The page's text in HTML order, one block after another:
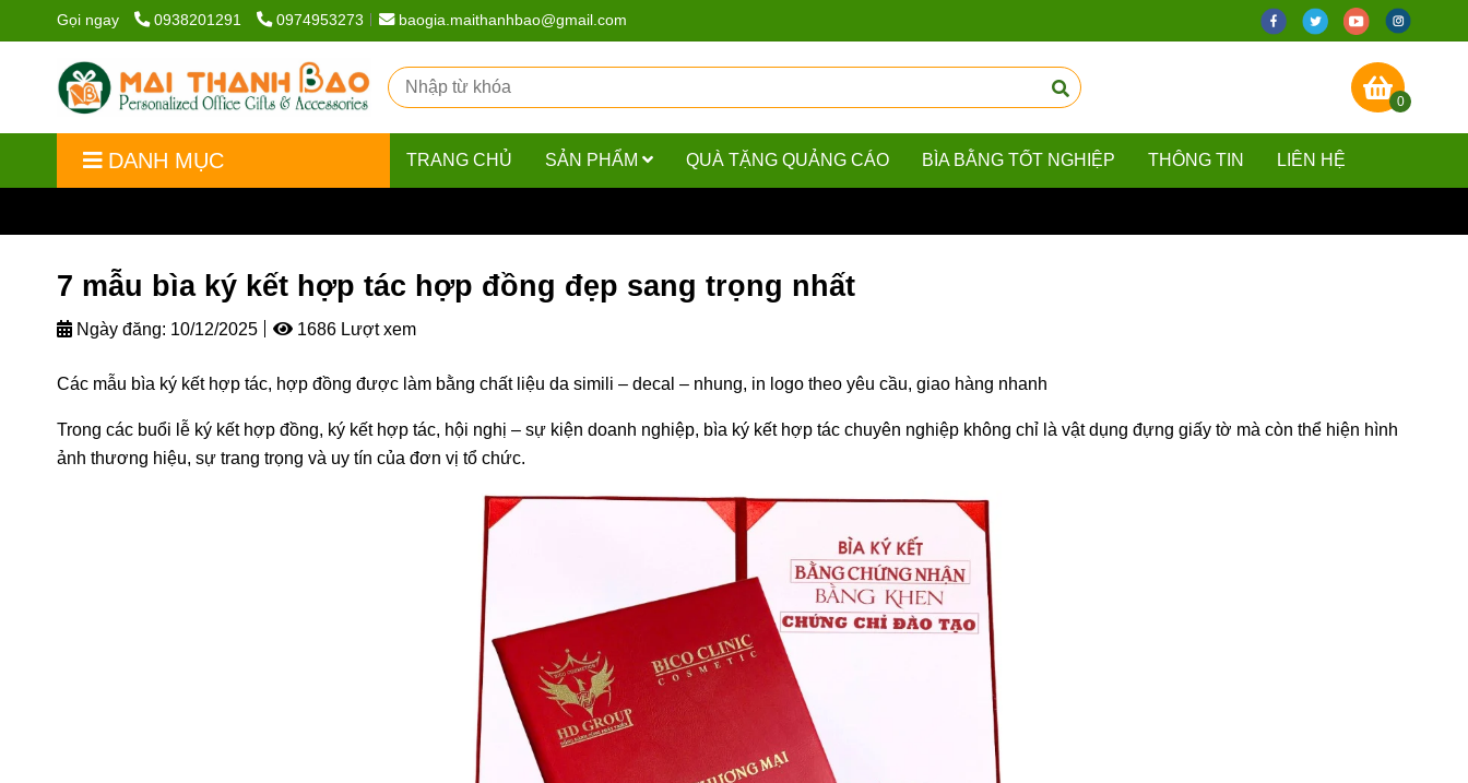
Gọi ngay 0938201291 0974953273 baogia.maithanhbao@gmail.com
0
DANH MỤC TRANG CHỦ SẢN PHẨM QUÀ TẶNG QUẢNG CÁO BÌA BẰNG TỐT NGHIỆP THÔNG TIN LIÊN HỆ
7 mẫu bìa ký kết hợp tác hợp đồng đẹp sang trọng nhất
Ngày đăng: 10/12/2025 1686 Lượt xem
Các mẫu bìa ký kết hợp tác, hợp đồng được làm bằng chất liệu da simili – decal – nhung, in logo theo yêu cầu, giao hàng nhanh
Trong các buổi lễ ký kết hợp đồng, ký kết hợp tác, hội nghị – sự kiện doanh nghiệp, bìa ký kết hợp tác chuyên nghiệp không chỉ là vật dụng đựng giấy tờ mà còn thể hiện hình
ảnh thương hiệu, sự trang trọng và uy tín của đơn vị tổ chức.